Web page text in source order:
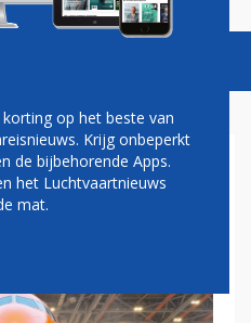
2016:
op het beste van
Krijg onbeperkt
de bijbehorende Apps.
het Luchtvaartnieuws
mat.